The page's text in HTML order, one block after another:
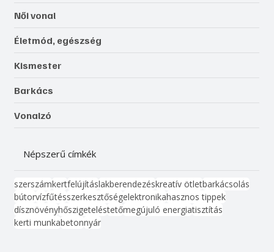
Női vonal
Életmód, egészség
Kismester
Barkács
Vonalzó
Népszerű címkék
szerszámkertfelújításlakberendezéskreatív ötletbarkácsolás
bútorvízfűtésszerkesztőségelektronikahasznos tippek
dísznövényhőszigeteléstetőmegújuló energiatisztítás
kerti munkabetonnyár